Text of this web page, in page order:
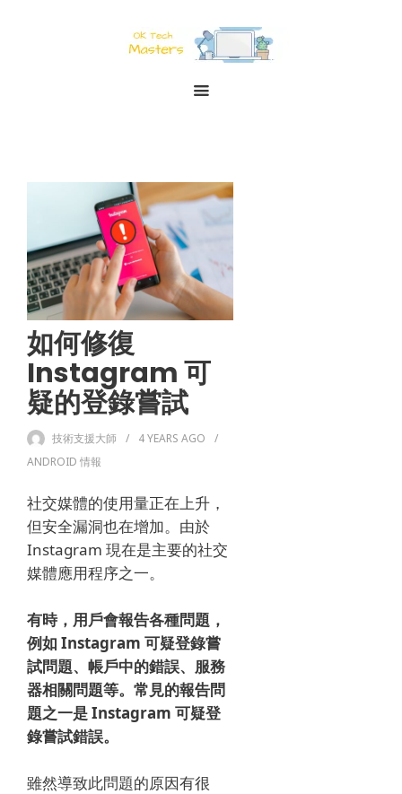
如何修復
Instagram 可
疑的登錄嘗試
技術支援大師 4 YEARS AGO
ANDROID 情報
社交媒體的使用量正在上升，
但安全漏洞也在增加。 由於
Instagram 現在是主要的社交
媒體應用程序之一。
有時，用戶會報告各種問題，
例如 Instagram 可疑登錄嘗
試問題、帳戶中的錯誤、服務
器相關問題等。常見的報告問
題之一是 Instagram 可疑登
錄嘗試錯誤。
雖然導致此問題的原因有很